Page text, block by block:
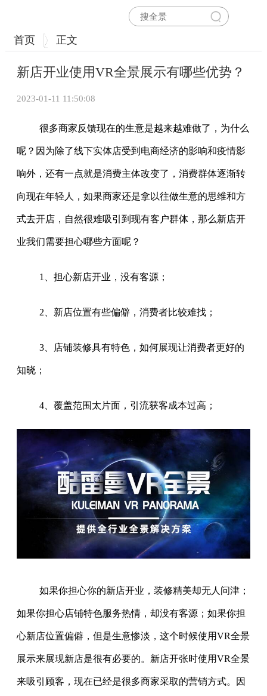
首页 正文
新店开业使用VR全景展示有哪些优势？
2023-01-11 11:50:08
很多商家反馈现在的生意是越来越难做了，为什么
呢？因为除了线下实体店受到电商经济的影响和疫情影
响外，还有一点就是消费主体改变了，消费群体逐渐转
向现在年轻人，如果商家还是拿以往做生意的思维和方
式去开店，自然很难吸引到现有客户群体，那么新店开
业我们需要担心哪些方面呢？
1、担心新店开业，没有客源；
2、新店位置有些偏僻，消费者比较难找；
3、店铺装修具有特色，如何展现让消费者更好的
知晓；
4、覆盖范围太片面，引流获客成本过高；
如果你担心你的新店开业，装修精美却无人问津；
如果你担心店铺特色服务热情，却没有客源；如果你担
心新店位置偏僻，但是生意惨淡，这个时候使用VR全景
展示来展现新店是很有必要的。新店开张时使用VR全景
来吸引顾客，现在已经是很多商家采取的营销方式。因